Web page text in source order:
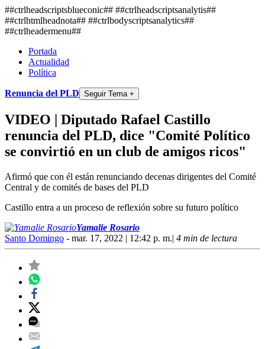
##ctrlheadscriptsblueconic## ##ctrlheadscriptsanalytis##
##ctrlhtmlheadnota## ##ctrlbodyscriptsanalytics##
##ctrlheadermenu##
Portada
Actualidad
Política
Renuncia del PLD Seguir Tema +
VIDEO | Diputado Rafael Castillo
renuncia del PLD, dice "Comité Político
se convirtió en un club de amigos ricos"
Afirmó que con él están renunciando decenas dirigentes del Comité
Central y de comités de bases del PLD
Castillo entra a un proceso de reflexión sobre su futuro político
Yamalie Rosario
Santo Domingo - mar. 17, 2022 | 12:42 p. m.| 4 min de lectura